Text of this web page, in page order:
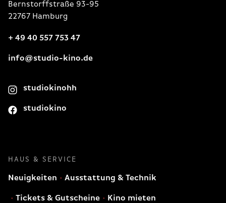
Bernstorffstraße 93-95
22767 Hamburg
+ 49 40 557 753 47
info@studio-kino.de
studiokinohh
studiokino
HAUS & SERVICE
Neuigkeiten Ausstattung & Technik
Tickets & Gutscheine Kino mieten